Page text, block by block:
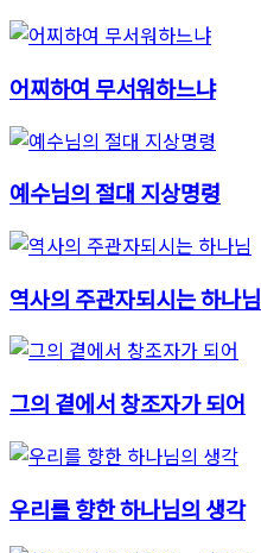
어찌하여 무서워하느냐
예수님의 절대 지상명령
역사의 주관자되시는 하나님
그의 곁에서 창조자가 되어
우리를 향한 하나님의 생각